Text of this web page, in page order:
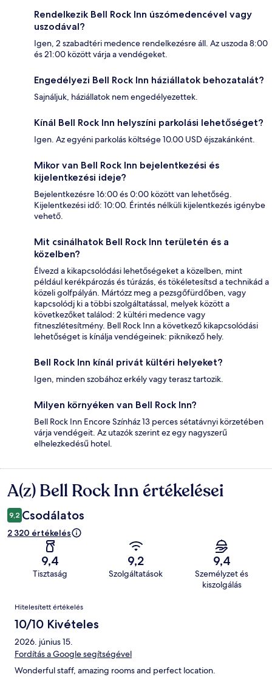
Rendelkezik Bell Rock Inn úszómedencével vagy
uszodával?
Igen, 2 szabadtéri medence rendelkezésre áll. Az uszoda 8:00
és 21:00 között várja a vendégeket.
Engedélyezi Bell Rock Inn háziállatok behozatalát?
Sajnáljuk, háziállatok nem engedélyezettek.
Kínál Bell Rock Inn helyszíni parkolási lehetőséget?
Igen. Az egyéni parkolás költsége 10.00 USD éjszakánként.
Mikor van Bell Rock Inn bejelentkezési és
kijelentkezési ideje?
Bejelentkezésre 16:00 és 0:00 között van lehetőség.
Kijelentkezési idő: 10:00. Érintés nélküli kijelentkezés igénybe
vehető.
Mit csinálhatok Bell Rock Inn területén és a
közelben?
Élvezd a kikapcsolódási lehetőségeket a közelben, mint
például kerékpározás és túrázás, és tökéletesítsd a technikád a
közeli golfpályán. Mártózz meg a pezsgőfürdőben, vagy
kapcsolódj ki a többi szolgáltatással, melyek között a
következőket találod: 2 kültéri medence vagy
fitneszlétesítmény. Bell Rock Inn a következő kikapcsolódási
lehetőséget is kínálja vendégeinek: piknikező hely.
Bell Rock Inn kínál privát kültéri helyeket?
Igen, minden szobához erkély vagy terasz tartozik.
Milyen környéken van Bell Rock Inn?
Bell Rock Inn Encore Színház 13 perces sétatávnyi körzetében
várja vendégeit. Az utazók szerint ez egy nagyszerű
elhelezkedésű hotel.
Értékelések
A(z) Bell Rock Inn értékelései
9,2 Csodálatos
2 320 értékelés
9,4
Tisztaság
9,2
Szolgáltatások
9,4
Személyzet és
kiszolgálás
Értékelések
Hitelesített értékelés
10/10 Kivételes
2026. június 15.
Fordítás a Google segítségével
Wonderful staff, amazing rooms and perfect location.